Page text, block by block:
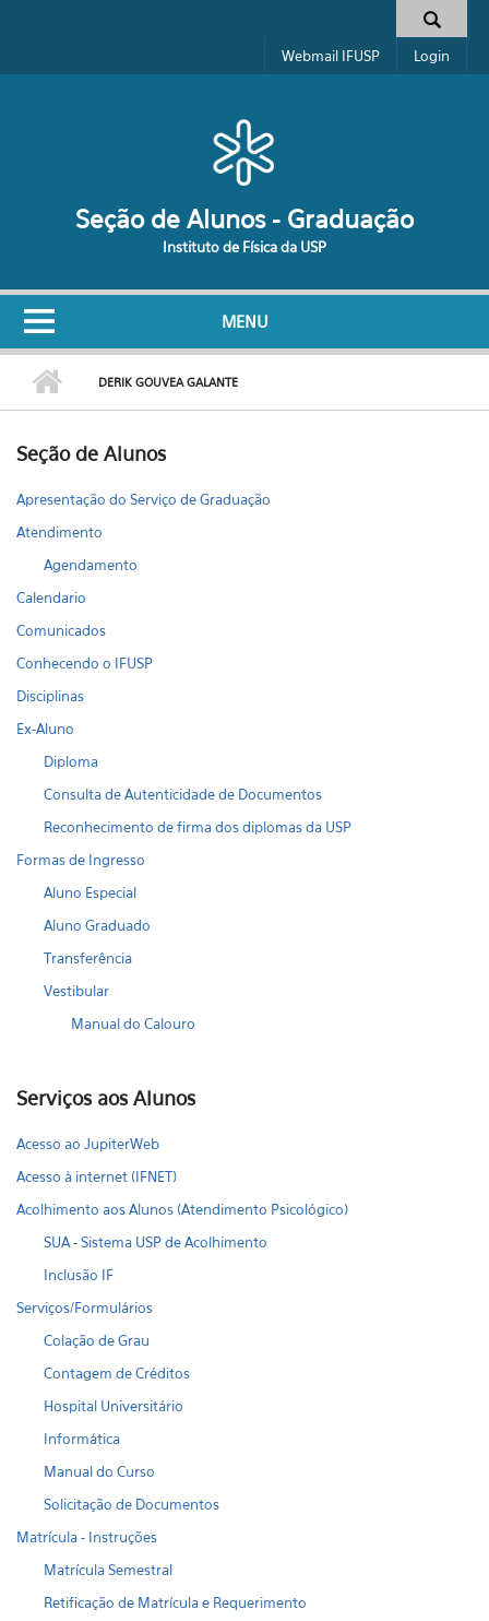
Formulário de busca
Webmail IFUSP Login
Seção de Alunos - Graduação
Instituto de Física da USP
MENU
DERIK GOUVEA GALANTE
Seção de Alunos
Apresentação do Serviço de Graduação
Atendimento
Agendamento
Calendario
Comunicados
Conhecendo o IFUSP
Disciplinas
Ex-Aluno
Diploma
Consulta de Autenticidade de Documentos
Reconhecimento de firma dos diplomas da USP
Formas de Ingresso
Aluno Especial
Aluno Graduado
Transferência
Vestibular
Manual do Calouro
Serviços aos Alunos
Acesso ao JupiterWeb
Acesso à internet (IFNET)
Acolhimento aos Alunos (Atendimento Psicológico)
SUA - Sistema USP de Acolhimento
Inclusão IF
Serviços/Formulários
Colação de Grau
Contagem de Créditos
Hospital Universitário
Informática
Manual do Curso
Solicitação de Documentos
Matrícula - Instruções
Matrícula Semestral
Retificação de Matrícula e Requerimento